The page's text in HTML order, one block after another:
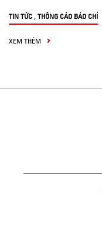
TIN TỨC , THÔNG CÁO BÁO CHÍ
XEM THÊM